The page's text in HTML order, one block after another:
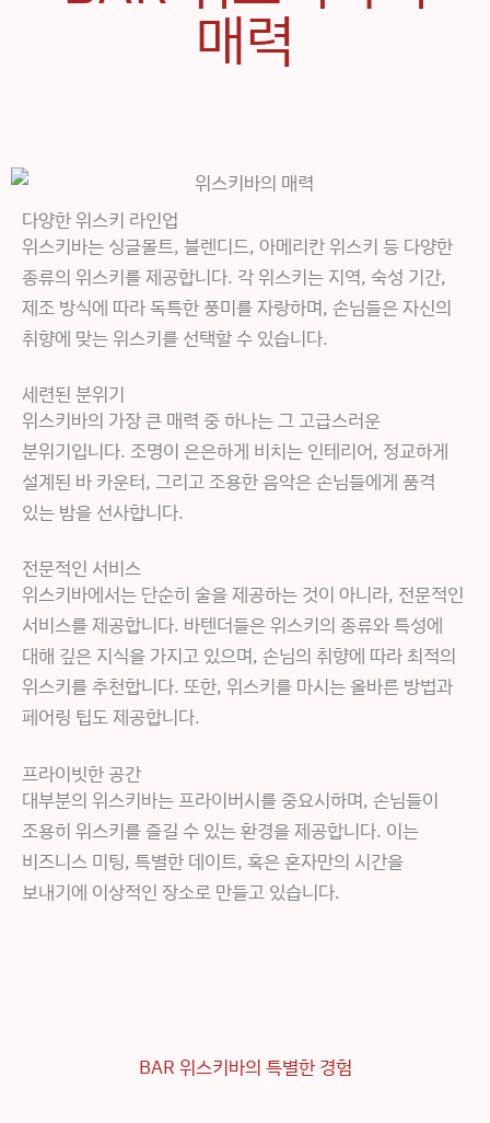
매력
다양한 위스키 라인업
위스키바는 싱글몰트, 블렌디드, 아메리칸 위스키 등 다양한
종류의 위스키를 제공합니다. 각 위스키는 지역, 숙성 기간,
제조 방식에 따라 독특한 풍미를 자랑하며, 손님들은 자신의
취향에 맞는 위스키를 선택할 수 있습니다.
세련된 분위기
위스키바의 가장 큰 매력 중 하나는 그 고급스러운
분위기입니다. 조명이 은은하게 비치는 인테리어, 정교하게
설계된 바 카운터, 그리고 조용한 음악은 손님들에게 품격
있는 밤을 선사합니다.
전문적인 서비스
위스키바에서는 단순히 술을 제공하는 것이 아니라, 전문적인
서비스를 제공합니다. 바텐더들은 위스키의 종류와 특성에
대해 깊은 지식을 가지고 있으며, 손님의 취향에 따라 최적의
위스키를 추천합니다. 또한, 위스키를 마시는 올바른 방법과
페어링 팁도 제공합니다.
프라이빗한 공간
대부분의 위스키바는 프라이버시를 중요시하며, 손님들이
조용히 위스키를 즐길 수 있는 환경을 제공합니다. 이는
비즈니스 미팅, 특별한 데이트, 혹은 혼자만의 시간을
보내기에 이상적인 장소로 만들고 있습니다.
BAR 위스키바의 특별한 경험